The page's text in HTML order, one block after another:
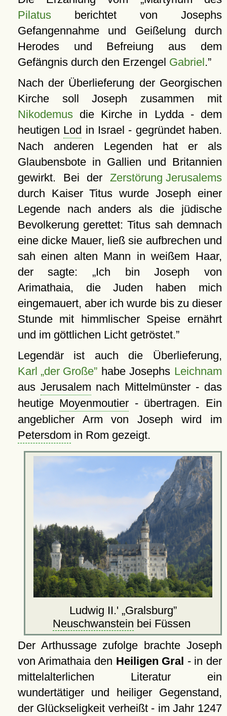
Pilatusberichtet von Josephs
Gefangennahme und Geißelung durch
Herodes und Befreiung aus dem
Gefängnis durch den Erzengel Gabriel.
Nach der Überlieferung der Georgischen
Kirche soll Joseph zusammen mit
Nikodemusdie Kirche in Lydda - dem
heutigen Lod in Israel - gegründet haben.
Nach anderen Legenden hat er als
Glaubensbote in Gallien und Britannien
gewirkt. Bei der Zerstörung Jerusalems
durch Kaiser Titus wurde Joseph einer
Legende nach anders als die jüdische
Bevolkerung gerettet: Titus sah demnach
eine dicke Mauer, ließ sie aufbrechen und
sah einen alten Mann in weißem Haar,
der sagte: Ich bin Joseph von
Arimathaia, die Juden haben mich
eingemauert, aber ich wurde bis zu dieser
Stunde mit himmlischer Speise ernährt
und im göttlichen Licht getröstet.
Legendär ist auch die Überlieferung,
Karl „der Große”habe Josephs Leichnam
aus Jerusalem nach Mittelmünster - das
heutige Moyenmoutier - übertragen. Ein
angeblicher Arm von Joseph wird im
Petersdom in Rom gezeigt.
Ludwig II.' Gralsburg
Neuschwanstein bei Füssen
Der Arthussage zufolge brachte Joseph
von Arimathaia den Heiligen Gral - in der
mittelalterlichen Literatur ein
wundertätiger und heiliger Gegenstand,
der Glückseligkeit verheißt - im Jahr 1247